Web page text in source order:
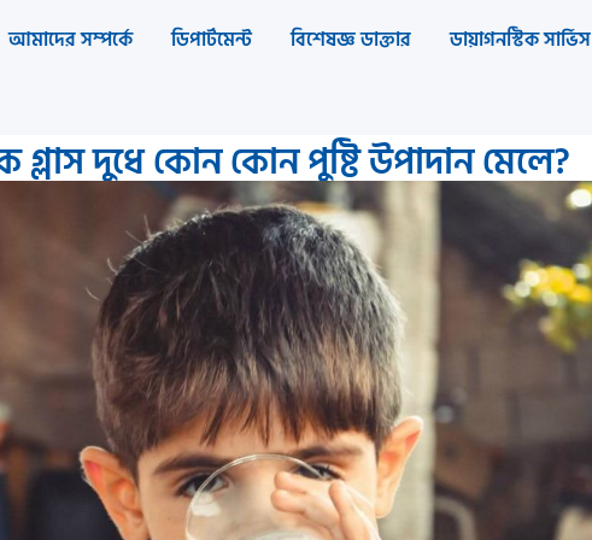
আমাদের সম্পর্কে ডিপার্টমেন্ট বিশেষজ্ঞ ডাক্তার ডায়াগনস্টিক সার্ভিস
গ্লাস দুধে কোন কোন পুষ্টি উপাদান মেলে?